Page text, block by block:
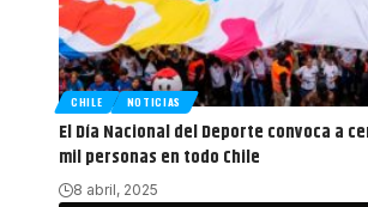
CHILE NOTICIAS
El Día Nacional del Deporte convoca a
mil personas en todo Chile
8 abril, 2025